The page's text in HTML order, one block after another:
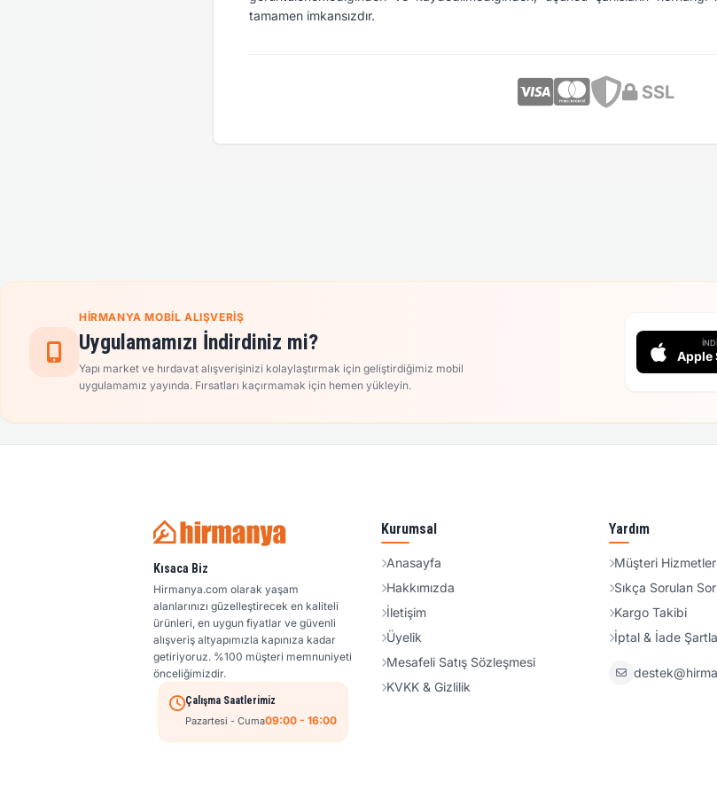
tamamen imkansızdır.
SSL
HIRMANYA MOBIL ALIŞVERIŞ
Uygulamamızı İndirdiniz mi?
Yapı market ve hırdavat alışverişinizi kolaylaştırmak için geliştirdiğimiz mobil
uygulamamız yayında. Fırsatları kaçırmamak için hemen yükleyin.
Apple
Kısaca Biz
Hirmanya.com olarak yaşam
alanlarınızı güzelleştirecek en kaliteli
ürünleri, en uygun fiyatlar ve güvenli
alışveriş altyapımızla kapınıza kadar
getiriyoruz. %100 müşteri memnuniyeti
önceliğimizdir.
Çalışma Saatlerimiz
Pazartesi - Cuma09:00 - 16:00
Kurumsal
Anasayfa
Hakkımızda
İletişim
Üyelik
Mesafeli Satış Sözleşmesi
KVKK & Gizlilik
Yardım
Müşteri
Sıkça Sorulan
Kargo Takibi
İptal & İade